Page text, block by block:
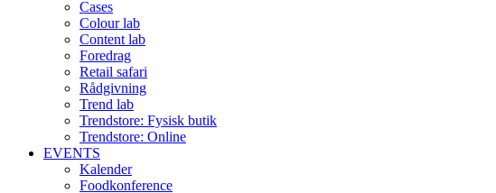
Cases
Colour lab
Content lab
Foredrag
Retail safari
Rådgivning
Trend lab
Trendstore: Fysisk butik
Trendstore: Online
EVENTS
Kalender
Foodkonference